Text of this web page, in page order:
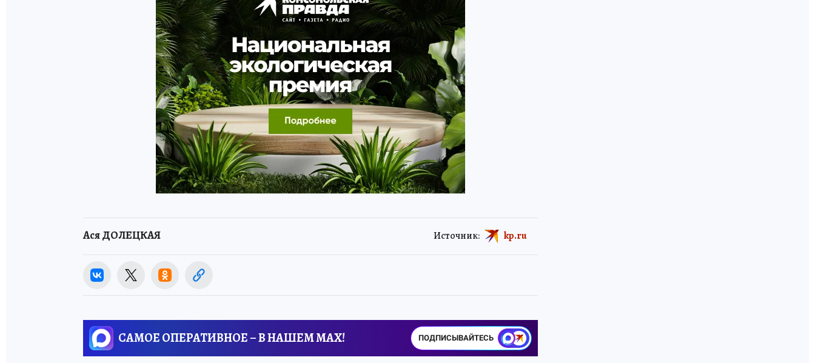
Ася ДОЛЕЦКАЯ Источник: kp.ru
САМОЕ ОПЕРАТИВНОЕ – В НАШЕМ MAX! ПОДПИСЫВАЙТЕСЬ